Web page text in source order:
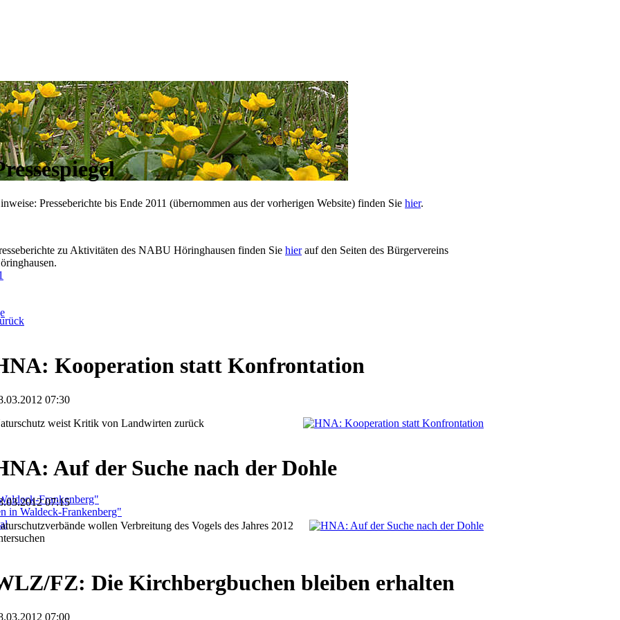
Frankenberg"
in Waldeck-Frankenberg"
Presseberichte bis Ende 2011 (übernommen aus der vorherigen Website) finden Sie hier.
zu Aktivitäten des NABU Höringhausen finden Sie hierauf den Seiten des Bürgervereins
Kooperation statt Konfrontation
07:30
weist Kritik von Landwirten zurück
Auf der Suche nach der Dohle
07:15
wollen Verbreitung des Vogels des Jahres 2012
FZ: Die Kirchbergbuchen bleiben erhalten
07:00